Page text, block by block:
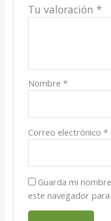
Tu valoración *
Nombre *
Correo electrónico *
Guarda mi
este navegador